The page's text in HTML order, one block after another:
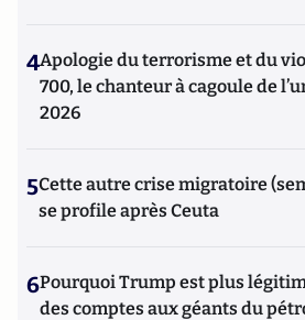
4Apologie du terrorisme et du
700, le chanteur à cagoule de
2026
5Cette autre crise migratoire
se profile après Ceuta
6Pourquoi Trump est plus
des comptes aux géants du